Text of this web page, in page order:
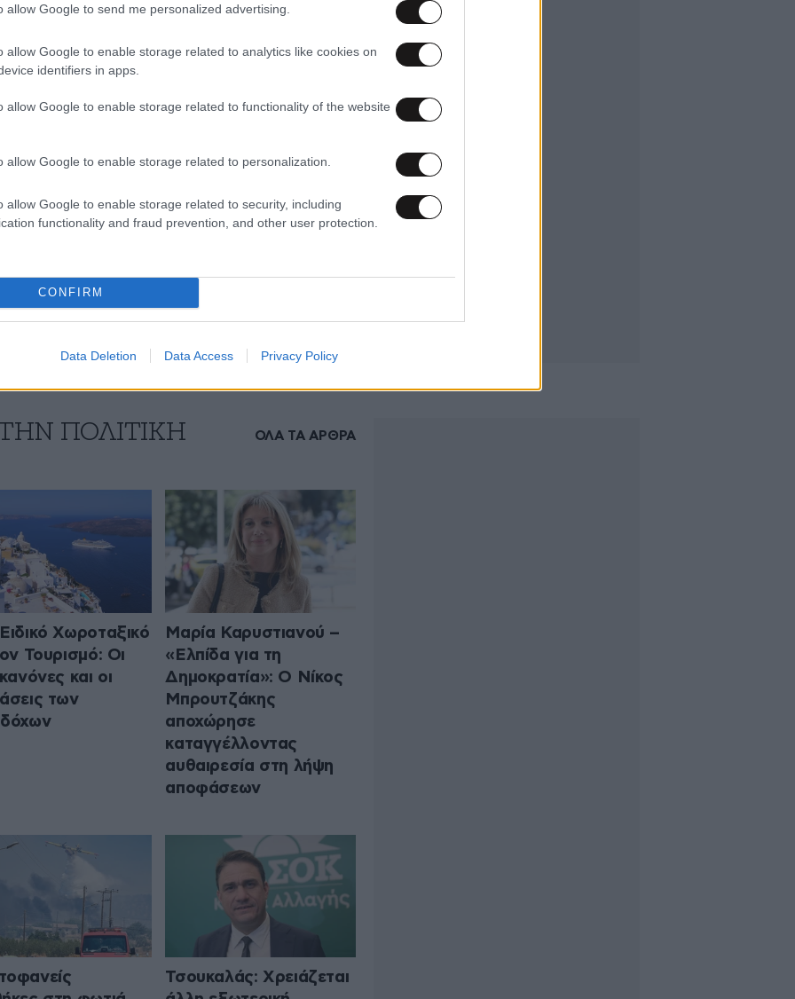
allow Google to send me personalized advertising.
allow Google to enable storage related to analytics like cookies on
identifiers in apps.
allow Google to enable storage related to functionality of the website
allow Google to enable storage related to personalization.
allow Google to enable storage related to security, including
functionality and fraud prevention, and other user protection.
CONFIRM
Data Deletion Data Access Privacy Policy
και λίγες μόνο ώρες μετά τη φράση
θα ζητήσει από όλους να βρίσκονται στην
απέναντι σε αντιδημοφιλείς ατζέντες αλλά
σε μια περίοδο που αναζωπυρώνονται τα
μετά τη ΔΕΘ.
η αυτοδυναμία με τον Κυριάκο
είναι πιο καθαρά τα κανάλια επικοινωνίας με
το μήνυμα της αποτελεσματικότητας του
ότι και αστοχίες υπάρχουν και
τα συγκριτικά πλεονεκτήματα της ΝΔ με
«καθαρά» στους πολίτες.
ΠΟΛΙΤΙΚΗ ΟΛΑ ΤΑ ΑΡΘΡΑ
Χωροταξικό
Τουρισμό: Οι
και οι
των
Μαρία Καρυστιανού –
«Ελπίδα για τη
Δημοκρατία»: Ο Νίκος
Μπρουτζάκης
αποχώρησε
καταγγέλλοντας
αυθαιρεσία στη λήψη
αποφάσεων
Τσουκαλάς: Xρειάζεται